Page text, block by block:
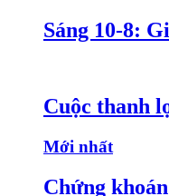
Sáng 10-8:
Cuộc thanh
Mới nhất
Chứng